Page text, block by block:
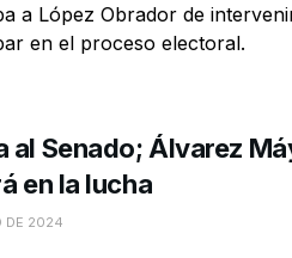
a López Obrador de
en el proceso electoral.
al Senado; Álvarez
en la lucha
DE 2024